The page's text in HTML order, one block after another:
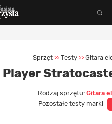
Sprzęt >> Testy >> Gitara
Player
Rodzaj sprzętu: Gitara
Pozostałe testy marki